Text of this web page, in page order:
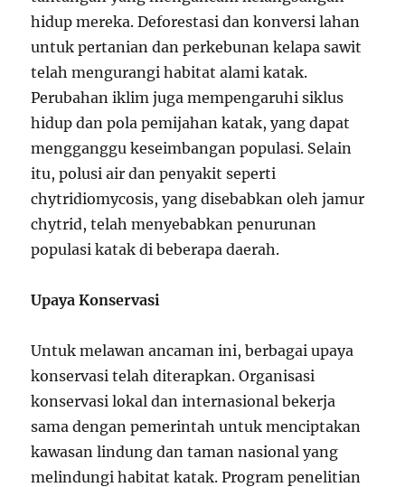
hidup mereka. Deforestasi dan konversi lahan
untuk pertanian dan perkebunan kelapa sawit
telah mengurangi habitat alami katak.
Perubahan iklim juga mempengaruhi siklus
hidup dan pola pemijahan katak, yang dapat
mengganggu keseimbangan populasi. Selain
itu, polusi air dan penyakit seperti
chytridiomycosis, yang disebabkan oleh jamur
chytrid, telah menyebabkan penurunan
populasi katak di beberapa daerah.
Upaya Konservasi
Untuk melawan ancaman ini, berbagai upaya
konservasi telah diterapkan. Organisasi
konservasi lokal dan internasional bekerja
sama dengan pemerintah untuk menciptakan
kawasan lindung dan taman nasional yang
melindungi habitat katak. Program penelitian